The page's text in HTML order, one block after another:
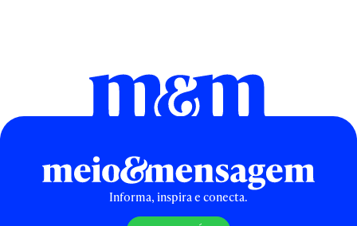
Informa, inspira e conecta.